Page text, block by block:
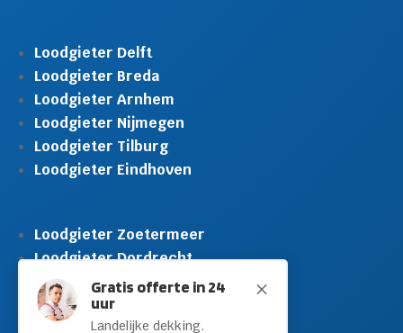
M
Gratis offerte in 24
uur
Landelijke dekking.
Loodgieter Delft
Loodgieter Breda
Loodgieter Arnhem
Loodgieter Nijmegen
Loodgieter Tilburg
Loodgieter Eindhoven
Loodgieter Zoetermeer
Loodgieter Dordrecht
Loodgieter Rijswijk
Loodgieter Schiedam
Loodgieter Leidschendam